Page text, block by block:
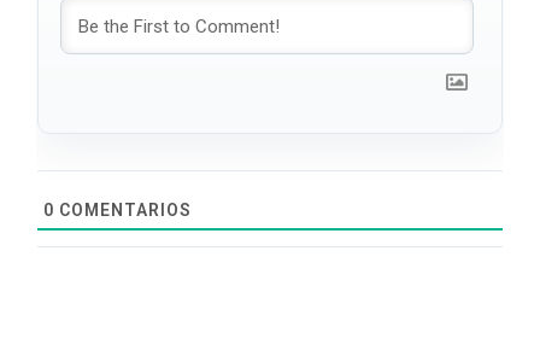
0 COMENTARIOS